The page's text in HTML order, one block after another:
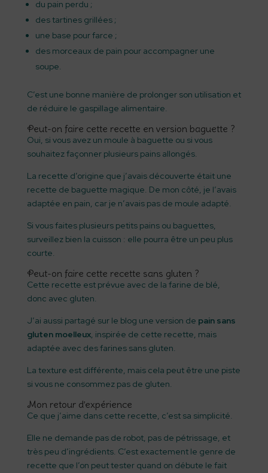
du pain perdu ;
des tartines grillées ;
une base pour farce ;
des morceaux de pain pour accompagner une
soupe.
C’est une bonne manière de prolonger son utilisation et
de réduire le gaspillage alimentaire.
Peut-on faire cette recette en version baguette ?
Oui, si vous avez un moule à baguette ou si vous
souhaitez façonner plusieurs pains allongés.
La recette d’origine que j’avais découverte était une
recette de baguette magique. De mon côté, je l’avais
adaptée en pain, car je n’avais pas de moule adapté.
Si vous faites plusieurs petits pains ou baguettes,
surveillez bien la cuisson : elle pourra être un peu plus
courte.
Peut-on faire cette recette sans gluten ?
Cette recette est prévue avec de la farine de blé,
donc avec gluten.
J’ai aussi partagé sur le blog une version de pain sans
gluten moelleux, inspirée de cette recette, mais
adaptée avec des farines sans gluten.
La texture est différente, mais cela peut être une piste
si vous ne consommez pas de gluten.
Mon retour d’expérience
Ce que j’aime dans cette recette, c’est sa simplicité.
Elle ne demande pas de robot, pas de pétrissage, et
très peu d’ingrédients. C’est exactement le genre de
recette que l’on peut tester quand on débute le fait